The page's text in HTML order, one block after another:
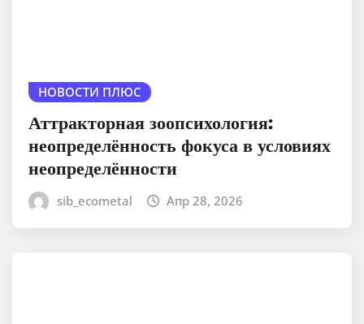
НОВОСТИ ПЛЮС
Аттракторная зоопсихология:
неопределённость фокуса в условиях
неопределённости
sib_ecometal Апр 28, 2026